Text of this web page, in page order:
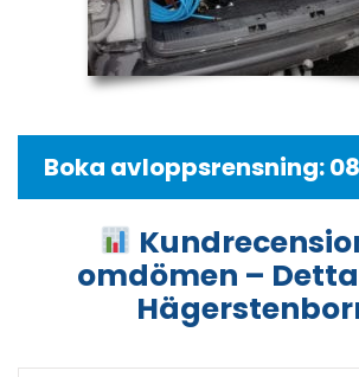
Boka avloppsrensning:
omdömen –